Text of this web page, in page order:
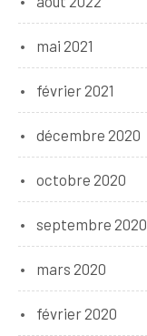
mai 2021
février 2021
décembre 2020
octobre 2020
septembre 2020
mars 2020
février 2020